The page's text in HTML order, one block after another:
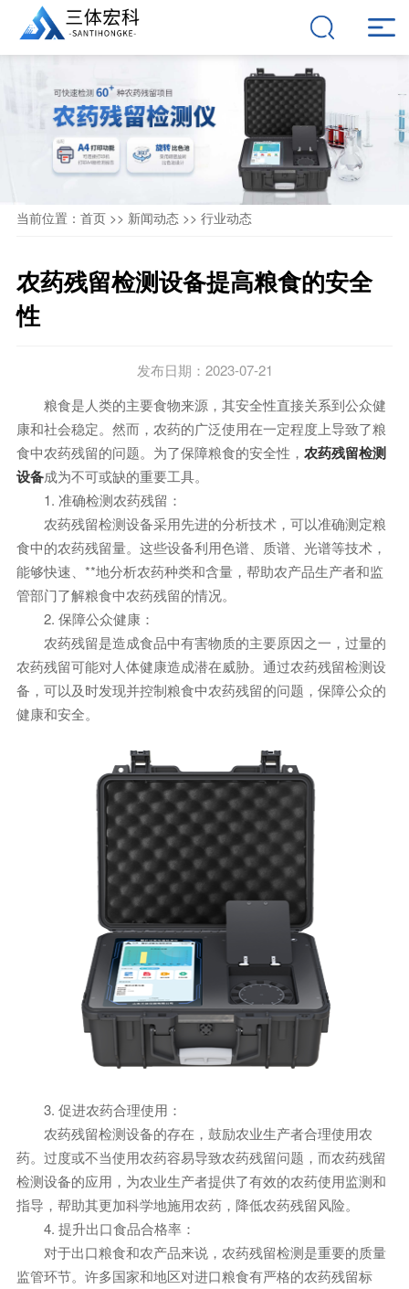
当前位置： 首页>> 新闻动态>> 行业动态
农药残留检测设备提高粮食的安全
性
发布日期：2023-07-21
粮食是人类的主要食物来源，其安全性直接关系到公众健
康和社会稳定。然而，农药的广泛使用在一定程度上导致了粮
食中农药残留的问题。为了保障粮食的安全性， 农药残留检测
设备成为不可或缺的重要工具。
1. 准确检测农药残留：
农药残留检测设备采用先进的分析技术，可以准确测定粮
食中的农药残留量。这些设备利用色谱、质谱、光谱等技术，
能够快速、**地分析农药种类和含量，帮助农产品生产者和监
管部门了解粮食中农药残留的情况。
2. 保障公众健康：
农药残留是造成食品中有害物质的主要原因之一，过量的
农药残留可能对人体健康造成潜在威胁。通过农药残留检测设
备，可以及时发现并控制粮食中农药残留的问题，保障公众的
健康和安全。
3. 促进农药合理使用：
农药残留检测设备的存在，鼓励农业生产者合理使用农
药。过度或不当使用农药容易导致农药残留问题，而农药残留
检测设备的应用，为农业生产者提供了有效的农药使用监测和
指导，帮助其更加科学地施用农药，降低农药残留风险。
4. 提升出口食品合格率：
对于出口粮食和农产品来说，农药残留检测是重要的质量
监管环节。许多国家和地区对进口粮食有严格的农药残留标